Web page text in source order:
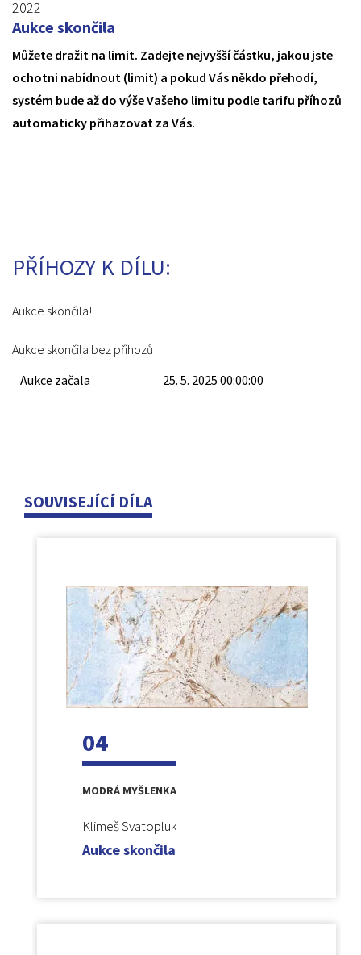
2022
Aukce skončila
Můžete dražit na limit. Zadejte nejvyšší částku, jakou jste
ochotni nabídnout (limit) a pokud Vás někdo přehodí,
systém bude až do výše Vašeho limitu podle tarifu příhozů
automaticky přihazovat za Vás.
PŘÍHOZY K DÍLU:
Aukce skončila!
Aukce skončila bez příhozů
Aukce začala
25. 5. 2025 00:00:00
SOUVISEJÍCÍ DÍLA
04
MODRÁ MYŠLENKA
Klimeš Svatopluk
Aukce skončila